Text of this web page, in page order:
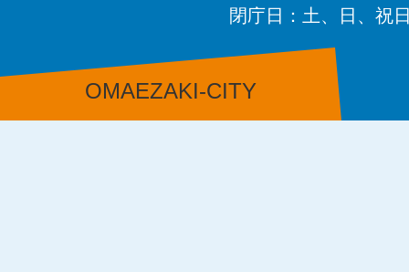
閉庁日：土、日、祝
OMAEZAKI-CITY